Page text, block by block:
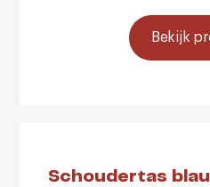
Bekijk
Schoudertas